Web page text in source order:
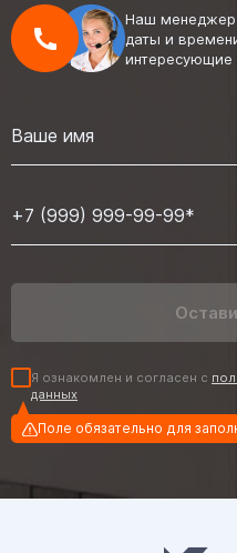
Наш менеджер
даты и
интересующие
Я ознакомлен и согласен с
данных
Поле обязательно для